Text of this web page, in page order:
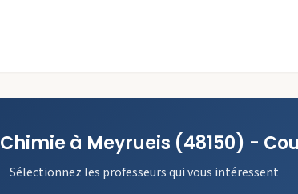
Chimie à Meyrueis (48150) -
Sélectionnez les professeurs qui vous intéressent